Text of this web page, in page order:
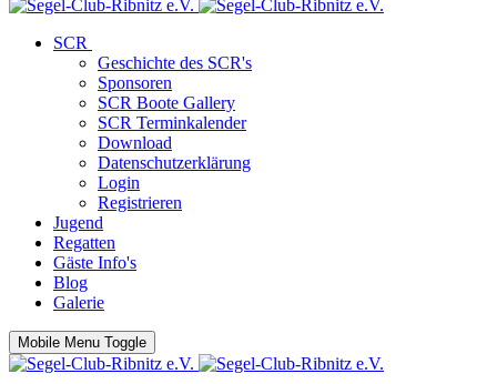
SCR
Geschichte des SCR's
Sponsoren
SCR Boote Gallery
SCR Terminkalender
Download
Datenschutzerklärung
Login
Registrieren
Jugend
Regatten
Gäste Info's
Blog
Galerie
Mobile Menu Toggle